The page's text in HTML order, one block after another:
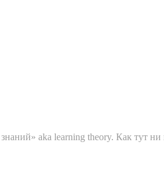
aka learning theory. Как тут